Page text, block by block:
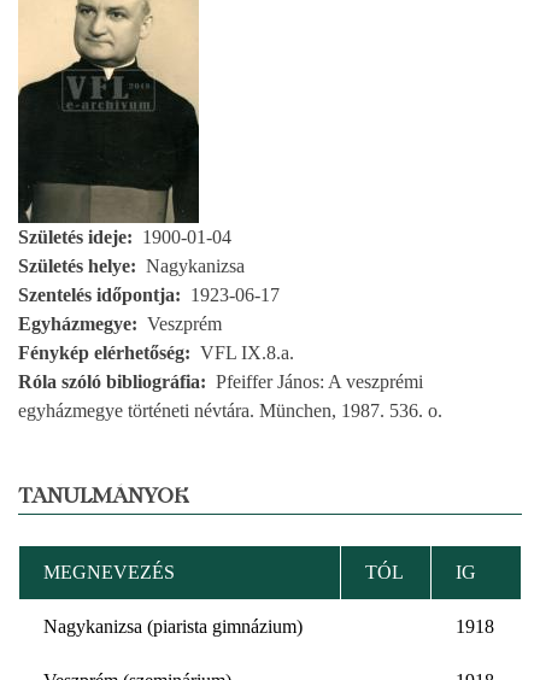
Születés ideje
1900-01-04
Születés helye
Nagykanizsa
Szentelés időpontja
1923-06-17
Egyházmegye
Veszprém
Fénykép elérhetőség
VFL IX.8.a.
Róla szóló bibliográfia
Pfeiffer János: A veszprémi
egyházmegye történeti névtára. München, 1987. 536. o.
TANULMÁNYOK
MEGNEVEZÉS TÓL IG
Nagykanizsa (piarista gimnázium) 1918